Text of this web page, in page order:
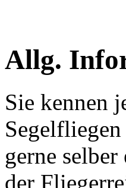
Allg.
Sie kennen
gerne
der